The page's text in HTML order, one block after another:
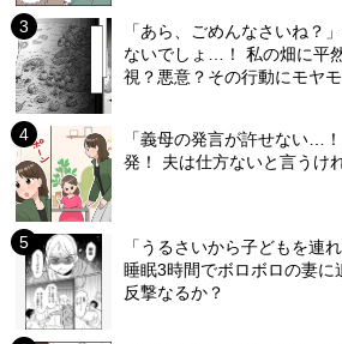
「あら、ごめんなさいね？
ないでしょ…！ 私の畑に平
視？悪意？その行動にモヤ
「義母の発言が許せない…
発！ 夫は仕方ないと言うけ
「うるさいから子どもを連
睡眠3時間でボロボロの妻
反撃なるか？